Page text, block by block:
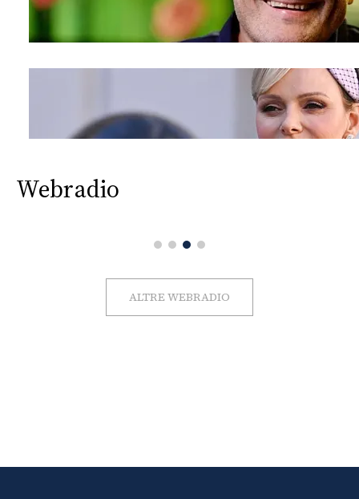
Webradio
ALTRE WEBRADIO